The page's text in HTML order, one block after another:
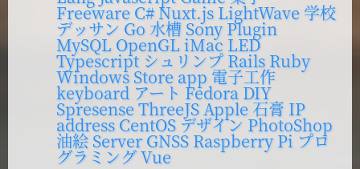
Freeware C# Nuxt.js LightWave 学校
デッサン Go 水槽 Sony Plugin
MySQL OpenGLiMac LED
Typescript シュリンプ Rails Ruby
Windows Store app 電子工作
keyboard アート Fedora DIY
SpresenseThreeJS Apple石膏 IP
address CentOS デザイン PhotoShop
油絵 Server GNSS Raspberry Pi プロ
グラミングVue